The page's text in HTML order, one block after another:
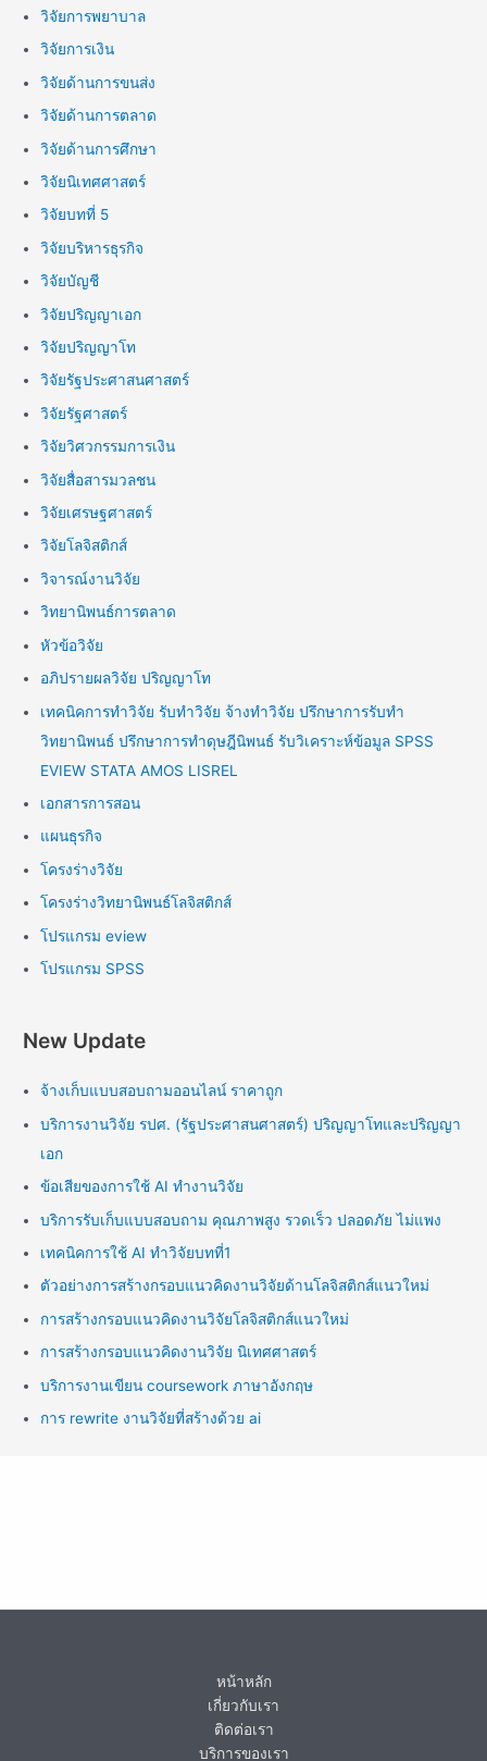
วิจัยการพยาบาล
วิจัยการเงิน
วิจัยด้านการขนส่ง
วิจัยด้านการตลาด
วิจัยด้านการศึกษา
วิจัยนิเทศศาสตร์
วิจัยบทที่ 5
วิจัยบริหารธุรกิจ
วิจัยบัญชี
วิจัยปริญญาเอก
วิจัยปริญญาโท
วิจัยรัฐประศาสนศาสตร์
วิจัยรัฐศาสตร์
วิจัยวิศวกรรมการเงิน
วิจัยสื่อสารมวลชน
วิจัยเศรษฐศาสตร์
วิจัยโลจิสติกส์
วิจารณ์งานวิจัย
วิทยานิพนธ์การตลาด
หัวข้อวิจัย
อภิปรายผลวิจัย ปริญญาโท
เทคนิคการทำวิจัย รับทำวิจัย จ้างทำวิจัย ปรึกษาการรับทำ
วิทยานิพนธ์ ปรึกษาการทำดุษฎีนิพนธ์ รับวิเคราะห์ข้อมูล SPSS
EVIEW STATA AMOS LISREL
เอกสารการสอน
แผนธุรกิจ
โครงร่างวิจัย
โครงร่างวิทยานิพนธ์โลจิสติกส์
โปรแกรม eview
โปรแกรม SPSS
New Update
จ้างเก็บแบบสอบถามออนไลน์ ราคาถูก
บริการงานวิจัย รปศ. (รัฐประศาสนศาสตร์) ปริญญาโทและปริญญา
เอก
ข้อเสียของการใช้ AI ทำงานวิจัย
บริการรับเก็บแบบสอบถาม คุณภาพสูง รวดเร็ว ปลอดภัย ไม่แพง
เทคนิคการใช้ AI ทำวิจัยบทที่1
ตัวอย่างการสร้างกรอบแนวคิดงานวิจัยด้านโลจิสติกส์แนวใหม่
การสร้างกรอบแนวคิดงานวิจัยโลจิสติกส์แนวใหม่
การสร้างกรอบแนวคิดงานวิจัย นิเทศศาสตร์
บริการงานเขียน coursework ภาษาอังกฤษ
การ rewrite งานวิจัยที่สร้างด้วย ai
หน้าหลัก
เกี่ยวกับเรา
ติดต่อเรา
บริการของเรา